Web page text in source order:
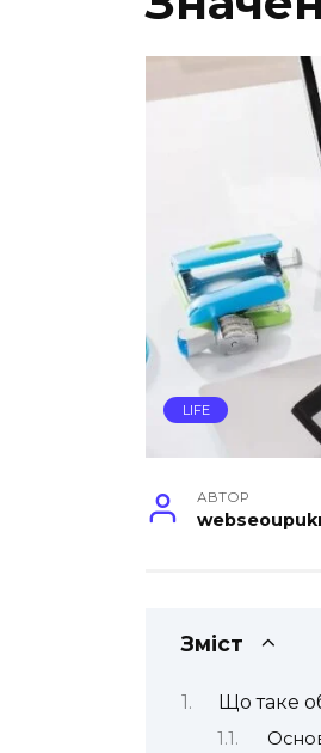
LIFE
АВТОР
Зміст
Що таке